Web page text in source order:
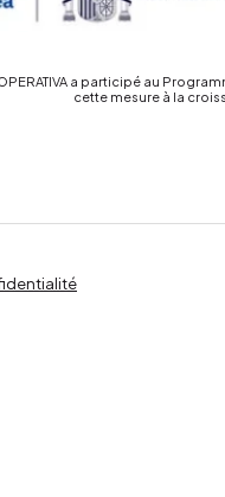
a participé au
cette mesure à la